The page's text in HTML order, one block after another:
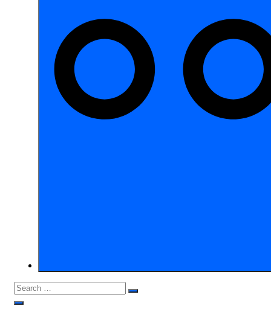
Search
for:
Search
Open